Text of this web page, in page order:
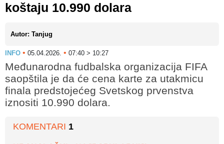
koštaju 10.990 dolara
Autor: Tanjug
INFO • 05.04.2026. • 07:40 > 10:27
Međunarodna fudbalska organizacija FIFA
saopštila je da će cena karte za utakmicu
finala predstojećeg Svetskog prvenstva
iznositi 10.990 dolara.
KOMENTARI 1